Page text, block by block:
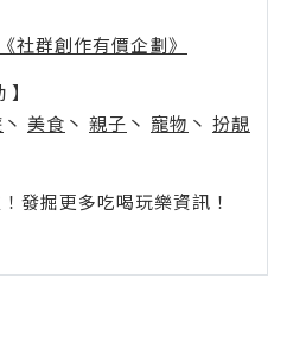
社群創作有價企劃》
丶 美食 丶 親子 丶 寵物 丶 扮靚
發掘更多吃喝玩樂資訊！